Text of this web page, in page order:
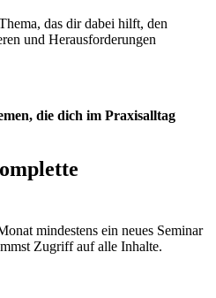
das dir dabei hilft, den
und Herausforderungen
die dich im Praxisalltag
mindestens ein neues Seminar
Zugriff auf alle Inhalte.